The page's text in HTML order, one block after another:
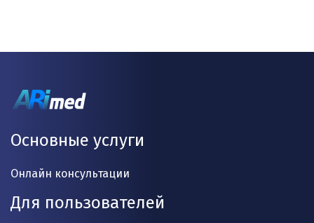
Основные услуги
Онлайн консультации
Для пользователей